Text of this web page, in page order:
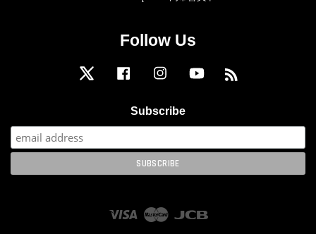
Follow Us
Twitter Facebook Instagram YouTube
Subscribe
Visa Master